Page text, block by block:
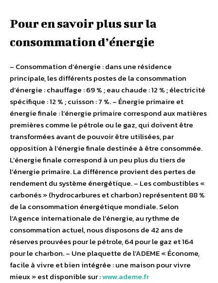
Pour en savoir plus sur la
consommation d’énergie
– Consommation d’énergie : dans une résidence
principale, les différents postes de la consommation
d’énergie : chauffage : 69 % ; eau chaude : 12 % ; électricité
spécifique : 12 % ; cuisson : 7 %. – Énergie primaire et
énergie finale : l’énergie primaire correspond aux matières
premières comme le pétrole ou le gaz, qui doivent être
transformées avant de pouvoir être utilisées, par
opposition à l’énergie finale destinée à être consommée.
L’énergie finale correspond à un peu plus du tiers de
l’énergie primaire. La différence provient des pertes de
rendement du système énergétique. – Les combustibles «
carbonés » (hydrocarbures et charbon) représentent 88 %
de la consommation énergétique mondiale. Selon
l’Agence internationale de l’énergie, au rythme de
consommation actuel, nous disposons de 42 ans de
réserves prouvées pour le pétrole, 64 pour le gaz et 164
pour le charbon. – Une plaquette de l’ADEME « Économe,
facile à vivre et bien intégrée : une maison pour vivre
mieux » est disponible sur :www.ademe.fr